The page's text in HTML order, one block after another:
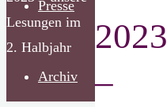
Presse
Archiv
Lesungen im
2. Halbjahr
2023
–